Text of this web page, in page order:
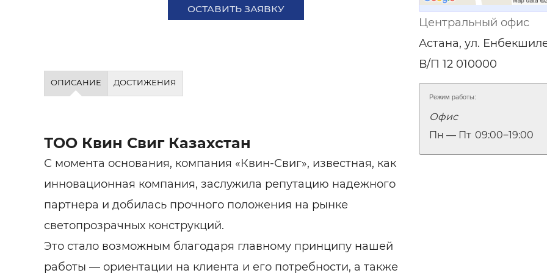
ОСТАВИТЬ ЗАЯВКУ
ОПИСАНИЕ ДОСТИЖЕНИЯ
ТОО Квин Свиг Казахстан
С момента основания, компания «Квин-Свиг», известная, как
инновационная компания, заслужила репутацию надежного
партнера и добилась прочного положения на рынке
светопрозрачных конструкций.
Это стало возможным благодаря главному принципу нашей
работы — ориентации на клиента и его потребности, а также
Центральный офис
Астана, ул.
В/П 12 010000
Режим работы:
Офис
Пн — Пт 09:00‒19:00